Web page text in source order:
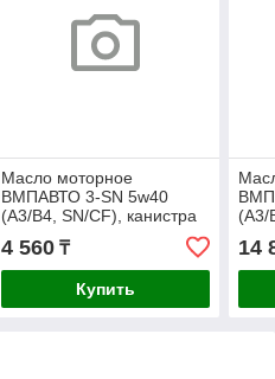
Масло моторное
ВМПАВТО 3-SN 5w40
(A3/B4, SN/CF), канистра
4 560₸
Купить
(A3/
14